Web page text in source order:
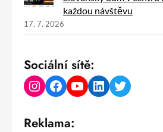
každou návštěvu
17. 7. 2026
Sociální sítě:
Instagram Facebook YouTube LinkedIn Twitter
Reklama: